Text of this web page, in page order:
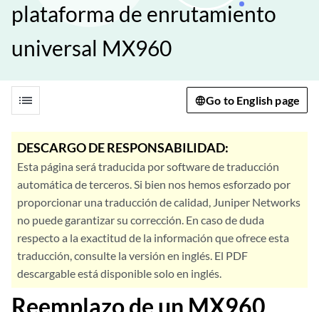
plataforma de enrutamiento
universal MX960
list Go to English page
DESCARGO DE RESPONSABILIDAD:
Esta página será traducida por software de traducción
automática de terceros. Si bien nos hemos esforzado por
proporcionar una traducción de calidad, Juniper Networks
no puede garantizar su corrección. En caso de duda
respecto a la exactitud de la información que ofrece esta
traducción, consulte la versión en inglés. El PDF
descargable está disponible solo en inglés.
Reemplazo de un MX960